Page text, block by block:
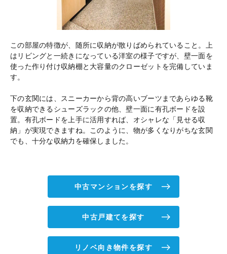
この部屋の特徴が、随所に収納が散りばめられていること。上
はリビングと一続きになっている洋室の様子ですが、壁一面を
使った作り付け収納棚と大容量のクローゼットを完備していま
す。
下の玄関には、スニーカーから背の高いブーツまであらゆる靴
を収納できるシューズラックの他、壁一面に有孔ボードを設
置。有孔ボードを上手に活用すれば、オシャレな「見せる収
納」が実現できますね。このように、物が多くなりがちな玄関
でも、十分な収納力を確保しました。
中古マンションを探す
中古戸建てを探す
リノベ向き物件を探す